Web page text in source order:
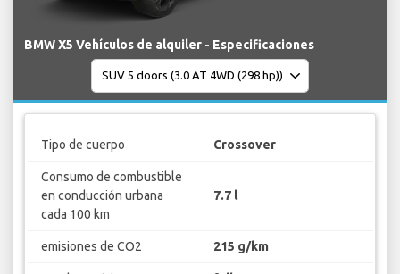
BMW X5 Vehículos de alquiler - Especificaciones
Tipo de cuerpo Crossover
Consumo de combustible
en conducción urbana
cada 100 km
7.7 l
emisiones de CO2 215 g/km